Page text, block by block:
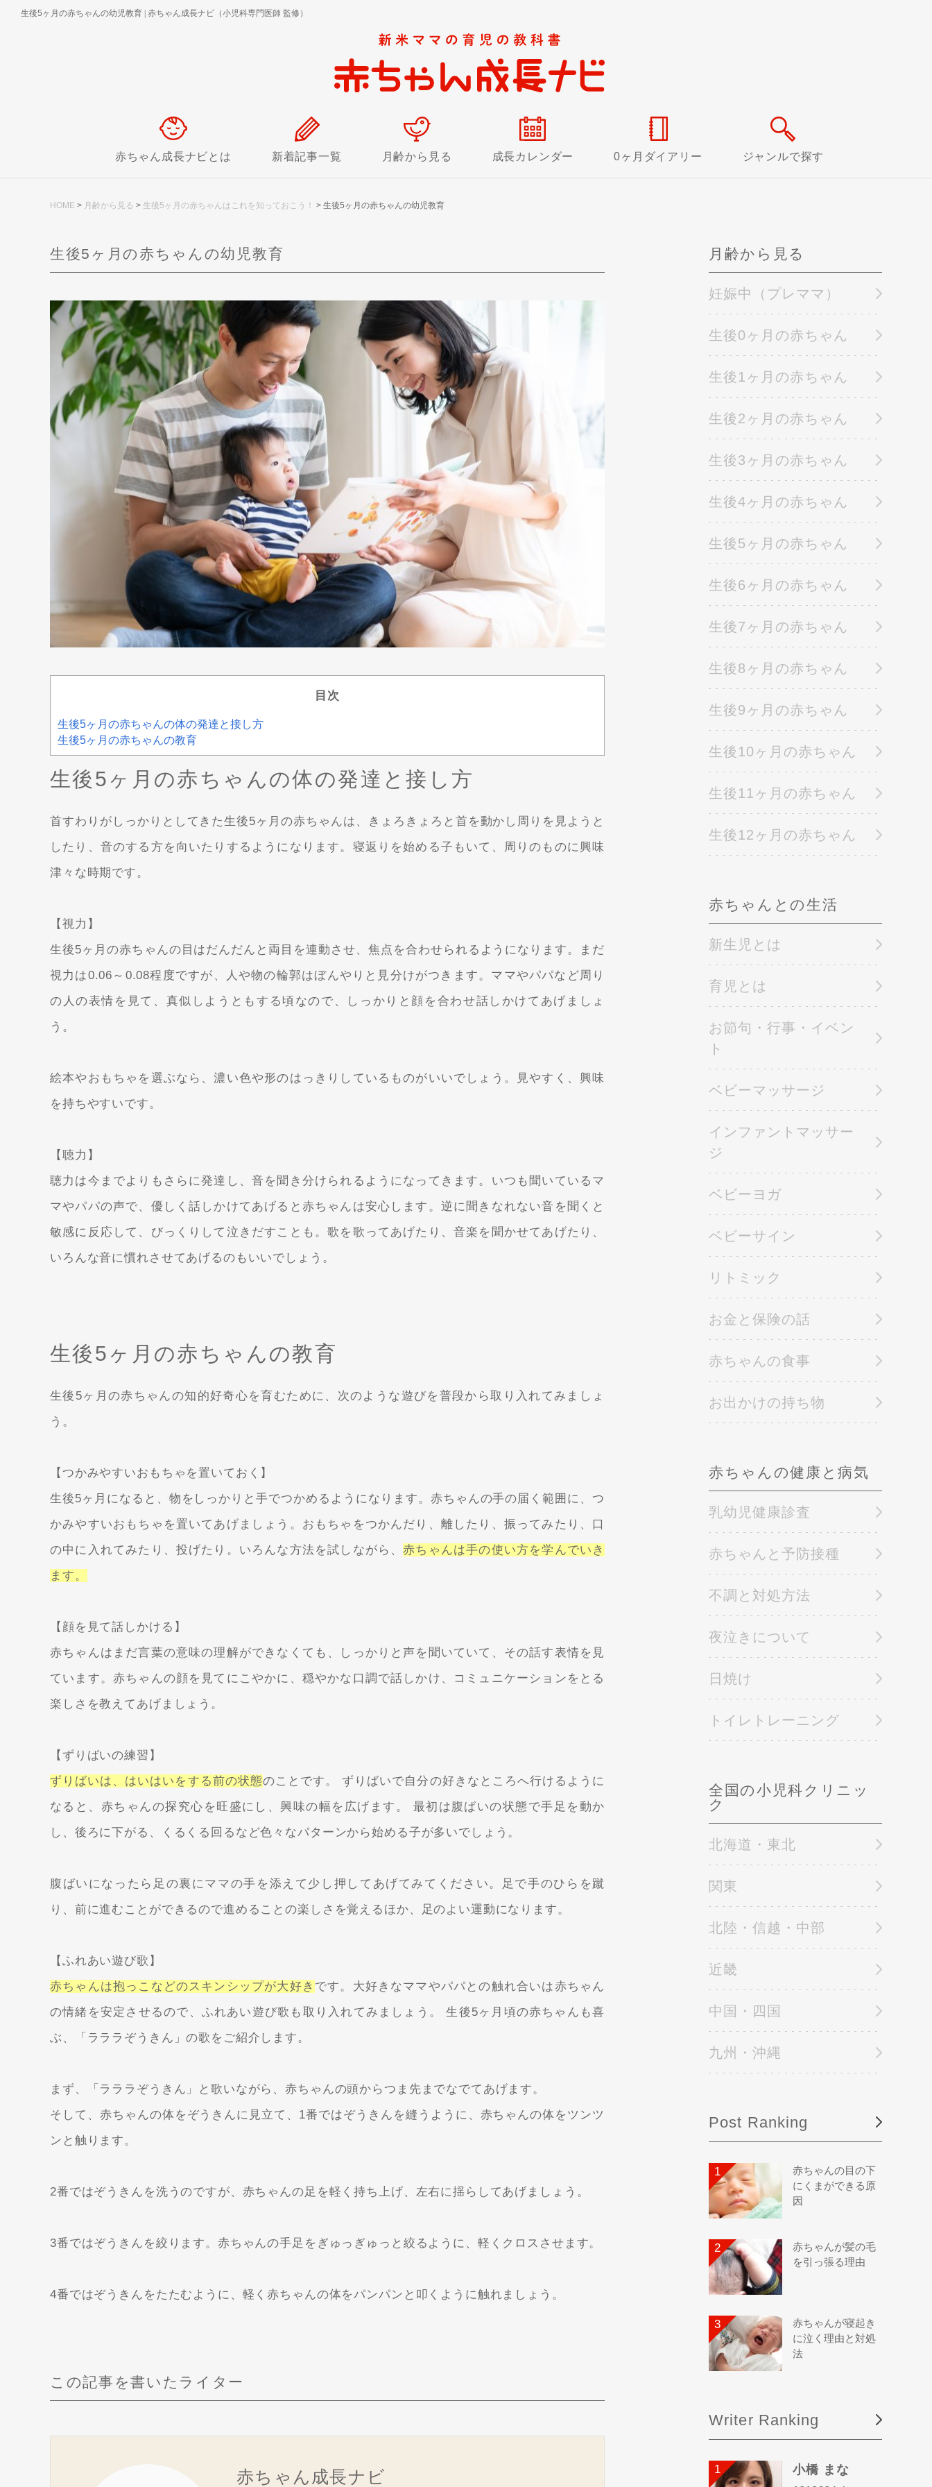
生後5ヶ月の赤ちゃんの幼児教育 赤ちゃん成長ナビ（小児科専門医師 監修）
赤ちゃん成長ナビとは 新着記事一覧 月齢から見る 成長カレンダー 0ヶ月ダイアリー ジャンルで探す
HOME > 月齢から見る > 生後5ヶ月の赤ちゃんはこれを知っておこう！ > 生後5ヶ月の赤ちゃんの幼児教育
生後5ヶ月の赤ちゃんの幼児教育
目次
生後5ヶ月の赤ちゃんの体の発達と接し方
生後5ヶ月の赤ちゃんの教育
生後5ヶ月の赤ちゃんの体の発達と接し方
首すわりがしっかりとしてきた生後5ヶ月の赤ちゃんは、きょろきょろと首を動かし周りを見ようと
したり、音のする方を向いたりするようになります。寝返りを始める子もいて、周りのものに興味
津々な時期です。
【視力】
生後5ヶ月の赤ちゃんの目はだんだんと両目を連動させ、焦点を合わせられるようになります。まだ
視力は0.06～0.08程度ですが、人や物の輪郭はぼんやりと見分けがつきます。ママやパパなど周り
の人の表情を見て、真似しようともする頃なので、しっかりと顔を合わせ話しかけてあげましょ
う。
絵本やおもちゃを選ぶなら、濃い色や形のはっきりしているものがいいでしょう。見やすく、興味
を持ちやすいです。
【聴力】
聴力は今までよりもさらに発達し、音を聞き分けられるようになってきます。いつも聞いているマ
マやパパの声で、優しく話しかけてあげると赤ちゃんは安心します。逆に聞きなれない音を聞くと
敏感に反応して、びっくりして泣きだすことも。歌を歌ってあげたり、音楽を聞かせてあげたり、
いろんな音に慣れさせてあげるのもいいでしょう。
生後5ヶ月の赤ちゃんの教育
生後5ヶ月の赤ちゃんの知的好奇心を育むために、次のような遊びを普段から取り入れてみましょ
う。
【つかみやすいおもちゃを置いておく】
生後5ヶ月になると、物をしっかりと手でつかめるようになります。赤ちゃんの手の届く範囲に、つ
かみやすいおもちゃを置いてあげましょう。おもちゃをつかんだり、離したり、振ってみたり、口
の中に入れてみたり、投げたり。いろんな方法を試しながら、赤ちゃんは手の使い方を学んでいき
ます。
【顔を見て話しかける】
赤ちゃんはまだ言葉の意味の理解ができなくても、しっかりと声を聞いていて、その話す表情を見
ています。赤ちゃんの顔を見てにこやかに、穏やかな口調で話しかけ、コミュニケーションをとる
楽しさを教えてあげましょう。
【ずりばいの練習】
ずりばいは、はいはいをする前の状態のことです。 ずりばいで自分の好きなところへ行けるように
なると、赤ちゃんの探究心を旺盛にし、興味の幅を広げます。 最初は腹ばいの状態で手足を動か
し、後ろに下がる、くるくる回るなど色々なパターンから始める子が多いでしょう。
腹ばいになったら足の裏にママの手を添えて少し押してあげてみてください。足で手のひらを蹴
り、前に進むことができるので進めることの楽しさを覚えるほか、足のよい運動になります。
【ふれあい遊び歌】
赤ちゃんは抱っこなどのスキンシップが大好き です。大好きなママやパパとの触れ合いは赤ちゃん
の情緒を安定させるので、ふれあい遊び歌も取り入れてみましょう。 生後5ヶ月頃の赤ちゃんも喜
ぶ、「ラララぞうきん」の歌をご紹介します。
まず、「ラララぞうきん」と歌いながら、赤ちゃんの頭からつま先までなでてあげます。
そして、赤ちゃんの体をぞうきんに見立て、1番ではぞうきんを縫うように、赤ちゃんの体をツンツ
ンと触ります。
2番ではぞうきんを洗うのですが、赤ちゃんの足を軽く持ち上げ、左右に揺らしてあげましょう。
3番ではぞうきんを絞ります。赤ちゃんの手足をぎゅっぎゅっと絞るように、軽くクロスさせます。
4番ではぞうきんをたたむように、軽く赤ちゃんの体をパンパンと叩くように触れましょう。
この記事を書いたライター
赤ちゃん成長ナビ
月齢から見る
妊娠中（プレママ）
生後0ヶ月の赤ちゃん
生後1ヶ月の赤ちゃん
生後2ヶ月の赤ちゃん
生後3ヶ月の赤ちゃん
生後4ヶ月の赤ちゃん
生後5ヶ月の赤ちゃん
生後6ヶ月の赤ちゃん
生後7ヶ月の赤ちゃん
生後8ヶ月の赤ちゃん
生後9ヶ月の赤ちゃん
生後10ヶ月の赤ちゃん
生後11ヶ月の赤ちゃん
生後12ヶ月の赤ちゃん
赤ちゃんとの生活
新生児とは
育児とは
お節句・行事・イベン
ト
ベビーマッサージ
インファントマッサー
ジ
ベビーヨガ
ベビーサイン
リトミック
お金と保険の話
赤ちゃんの食事
お出かけの持ち物
赤ちゃんの健康と病気
乳幼児健康診査
赤ちゃんと予防接種
不調と対処方法
夜泣きについて
日焼け
トイレトレーニング
全国の小児科クリニッ
ク
北海道・東北
関東
北陸・信越・中部
近畿
中国・四国
九州・沖縄
Post Ranking
赤ちゃんの目の下
にくまができる原
因
赤ちゃんが髪の毛
を引っ張る理由
赤ちゃんが寝起き
に泣く理由と対処
法
Writer Ranking
小橋 まな